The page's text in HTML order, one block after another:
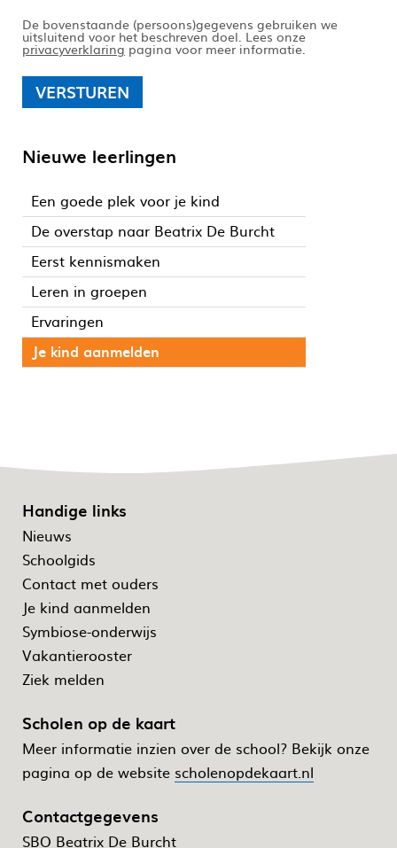
De bovenstaande (persoons)gegevens gebruiken we
uitsluitend voor het beschreven doel. Lees onze
privacyverklaring pagina voor meer informatie.
VERSTUREN
Nieuwe leerlingen
Een goede plek voor je kind
De overstap naar Beatrix De Burcht
Eerst kennismaken
Leren in groepen
Ervaringen
Je kind aanmelden
Handige links
Nieuws
Schoolgids
Contact met ouders
Je kind aanmelden
Symbiose-onderwijs
Vakantierooster
Ziek melden
Scholen op de kaart
Meer informatie inzien over de school? Bekijk onze
pagina op de website scholenopdekaart.nl
Contactgegevens
SBO Beatrix De Burcht